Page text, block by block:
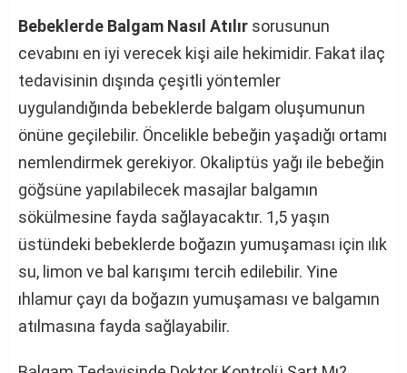
Bebeklerde Balgam Nasıl Atılır sorusunun
cevabını en iyi verecek kişi aile hekimidir. Fakat ilaç
tedavisinin dışında çeşitli yöntemler
uygulandığında bebeklerde balgam oluşumunun
önüne geçilebilir. Öncelikle bebeğin yaşadığı ortamı
nemlendirmek gerekiyor. Okaliptüs yağı ile bebeğin
göğsüne yapılabilecek masajlar balgamın
sökülmesine fayda sağlayacaktır. 1,5 yaşın
üstündeki bebeklerde boğazın yumuşaması için ılık
su, limon ve bal karışımı tercih edilebilir. Yine
ıhlamur çayı da boğazın yumuşaması ve balgamın
atılmasına fayda sağlayabilir.